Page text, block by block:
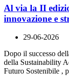
Al via la II
innovazione e
29-06-2026
Dopo il successo
della Sustainability
Futuro Sostenibile ,